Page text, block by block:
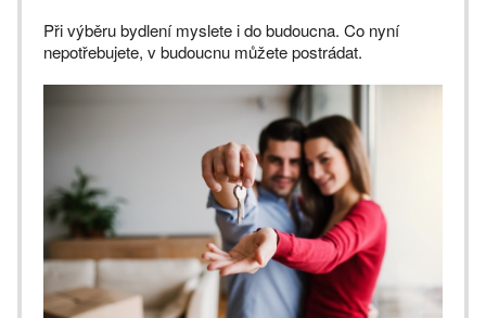
Při výběru bydlení myslete i do budoucna. Co nyní
nepotřebujete, v budoucnu můžete postrádat.